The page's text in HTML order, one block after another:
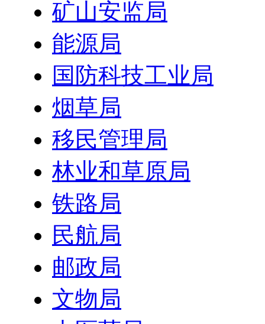
矿山安监局
能源局
国防科技工业局
烟草局
移民管理局
林业和草原局
铁路局
民航局
邮政局
文物局